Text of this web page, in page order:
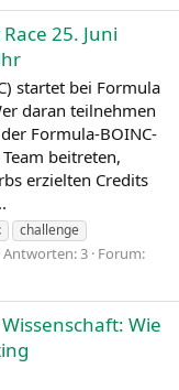
25. Juni
startet bei Formula
daran teilnehmen
Formula-BOINC-
beitreten,
erzielten Credits
challenge
Antworten: 3 Forum:
Wie